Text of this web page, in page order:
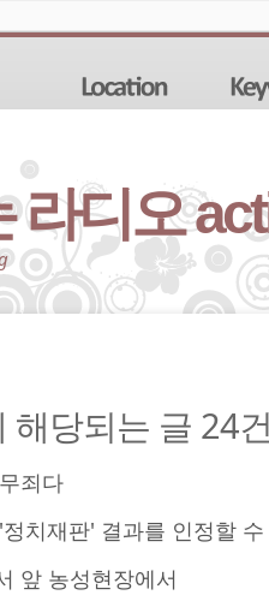
라디오
당되는 글 24
죄다
치재판' 결과를 인정할
앞 농성현장에서